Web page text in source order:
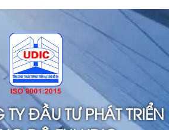
ĐẦU TƯ PHÁT TRIỂN